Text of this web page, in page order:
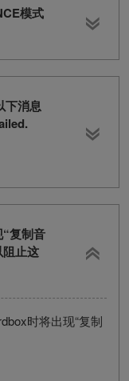
模式
下消息
复制音
止这
时将出现“复制